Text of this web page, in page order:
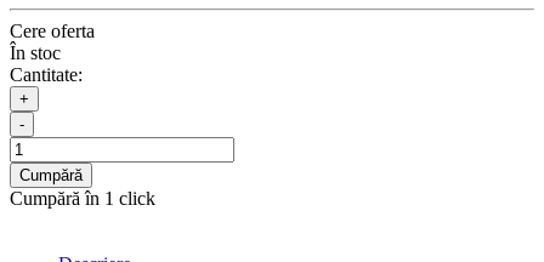
Cere oferta
În stoc
Cantitate:
+
-
Cumpără
Cumpără în 1 click